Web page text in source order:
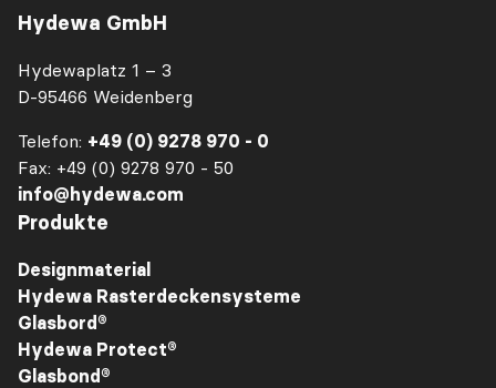
Hydewa GmbH
Hydewaplatz 1 – 3
D-95466 Weidenberg
Telefon: +49 (0) 9278 970 - 0
Fax: +49 (0) 9278 970 - 50
info@hydewa.com
Produkte
Designmaterial
Hydewa Rasterdeckensysteme
Glasbord®
Hydewa Protect®
Glasbond®